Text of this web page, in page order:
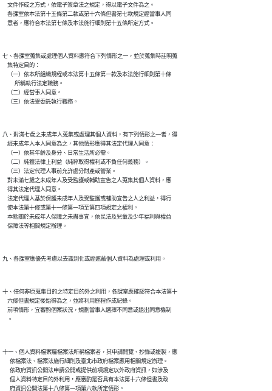
    文件作成之方式，依電子簽章法之規定，得以電子文件為之。
    各課室依本法第十五條第二款或第十六條但書第七款規定經當事人同
七、各課室蒐集或處理個人資料應符合下列情形之一，並於蒐集時註明蒐
    集特定目的：
    （一）依本所組織規程或本法第十五條第一款及本法施行細則第十條
          所稱執行法定職務。
    （二）經當事人同意。
八、對滿七歲之未成年人蒐集或處理其個人資料，有下列情形之一者，得
    經未成年人本人同意為之，其他情形應得其法定代理人同意：
    （一）依其年齡及身分、日常生活所必需。
    （二）純獲法律上利益（純粹取得權利或不負任何義務）。
    （三）法定代理人事前允許處分財產或營業。
    對未滿七歲之未成年人及受監護或輔助宣告之人蒐集其個人資料，應
    得其法定代理人同意。
    法定代理人基於保護未成年人及受監護或輔助宣告之人之利益，得行
    使本法第十條或第十一條第一項至第四項規定之權利。
    本點關於未成年人保障之未盡事宜，依民法及兒童及少年福利與權益
十、任何非原蒐集目的之特定目的外之利用，各課室應確認符合本法第十
    六條但書規定後始得為之，並將利用歷程作成紀錄。
    前項情形，宜審酌個案狀況，規劃當事人選擇不同意或退出同意機制
十一、個人資料檔案屬檔案法所稱檔案者，其申請閱覽、抄錄或複製，應
      依檔案法、檔案法施行細則及臺北市政府檔案應用相關規定辦理。
      依政府資訊公開法申請公開或提供前項規定以外政府資訊，如涉及
      個人資料特定目的外利用，應審酌是否具有本法第十六條但書及政